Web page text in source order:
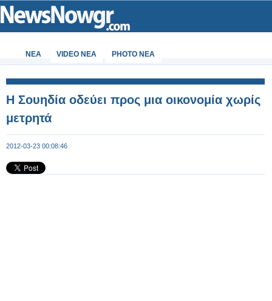
ΝΕΑ VIDEO NEA PHOTO NEA
Η Σουηδία οδεύει προς μια οικονομία χωρίς
μετρητά
2012-03-23 00:08:46